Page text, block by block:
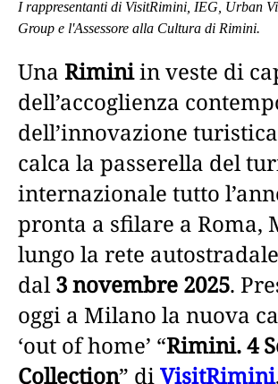
I rappresentanti di VisitRimini, IEG, Urban
Group e l'Assessore alla Cultura di Rimini.
Una Riminiin veste di
dell’accoglienza
dell’innovazione
calca la passerella del
internazionale tutto
pronta a sfilare a Roma,
lungo la rete
dal3 novembre 2025.
oggi a Milano la nuova
‘out of home’ “Rimini. 4
Collection” diVisitRimini